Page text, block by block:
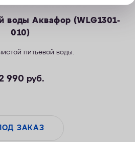
воды Аквафор (WLG1301-
010)
питьевой воды.
990 руб.
ЗАКАЗ